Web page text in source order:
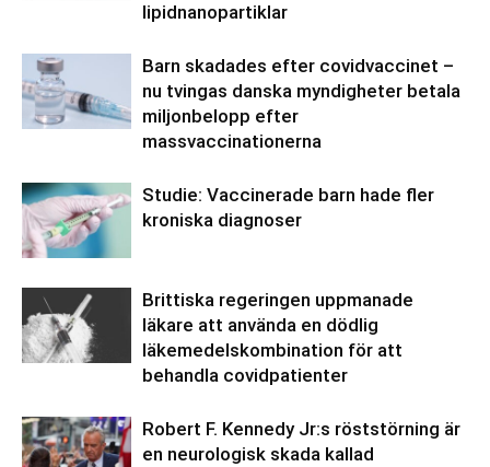
lipidnanopartiklar
Barn skadades efter covidvaccinet –
nu tvingas danska myndigheter betala
miljonbelopp efter
massvaccinationerna
Studie: Vaccinerade barn hade fler
kroniska diagnoser
Brittiska regeringen uppmanade
läkare att använda en dödlig
läkemedelskombination för att
behandla covidpatienter
Robert F. Kennedy Jr:s röststörning är
en neurologisk skada kallad